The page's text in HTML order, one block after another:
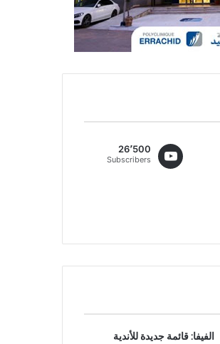
26٬500
Subscribers
الفيفا: قائمة جديدة للأندية